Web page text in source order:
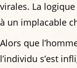
virales. La
à un implacable
Alors que
l’individu s’est